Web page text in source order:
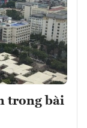
trong bài